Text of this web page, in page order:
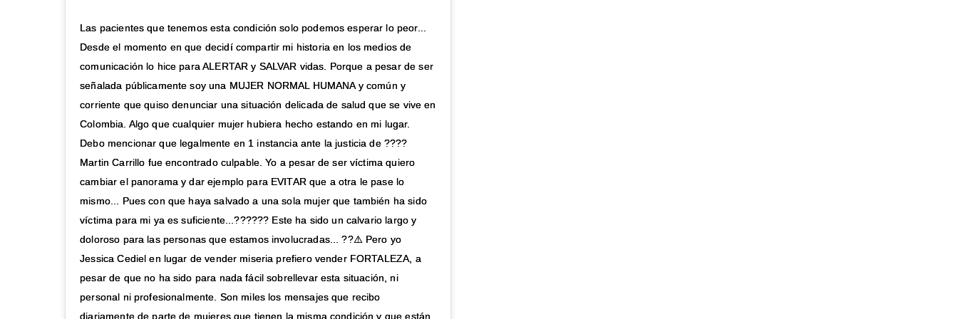
Las pacientes que tenemos esta condición solo podemos esperar lo peor...
Desde el momento en que decidí compartir mi historia en los medios de
comunicación lo hice para ALERTAR y SALVAR vidas. Porque a pesar de ser
señalada públicamente soy una MUJER NORMAL HUMANA y común y
corriente que quiso denunciar una situación delicada de salud que se vive en
Colombia. Algo que cualquier mujer hubiera hecho estando en mi lugar.
Debo mencionar que legalmente en 1 instancia ante la justicia de ????
Martin Carrillo fue encontrado culpable. Yo a pesar de ser víctima quiero
cambiar el panorama y dar ejemplo para EVITAR que a otra le pase lo
mismo... Pues con que haya salvado a una sola mujer que también ha sido
víctima para mi ya es suficiente...?????? Este ha sido un calvario largo y
doloroso para las personas que estamos involucradas... ??⚠️ Pero yo
Jessica Cediel en lugar de vender miseria prefiero vender FORTALEZA, a
pesar de que no ha sido para nada fácil sobrellevar esta situación, ni
personal ni profesionalmente. Son miles los mensajes que recibo
diariamente de parte de mujeres que tienen la misma condición y que están